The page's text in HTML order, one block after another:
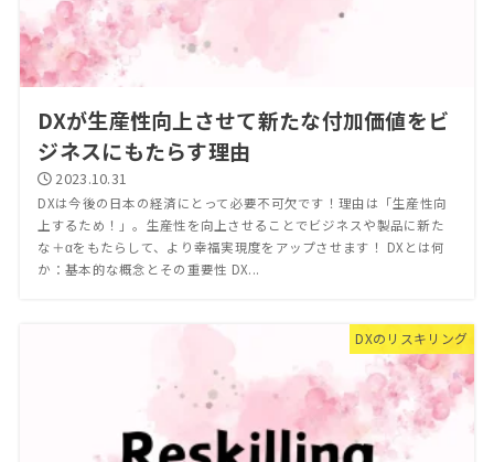
DXが生産性向上させて新たな付加価値をビ
ジネスにもたらす理由
2023.10.31
DXは今後の日本の経済にとって必要不可欠です！理由は「生産性向
上するため！」。生産性を向上させることでビジネスや製品に新た
な＋αをもたらして、より幸福実現度をアップさせます！ DXとは何
か：基本的な概念とその重要性 DX...
DXのリスキリング